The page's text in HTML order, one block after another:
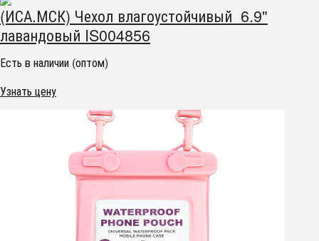
(ИСА.МСК) Чехол влагоустойчивый 6.9"
лавандовый IS004856
Есть в наличии (оптом)
Узнать цену